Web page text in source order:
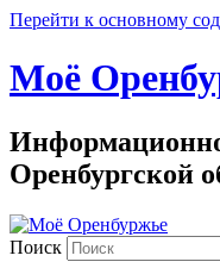
Перейти к основному
Моё
Оренбургской
Поиск